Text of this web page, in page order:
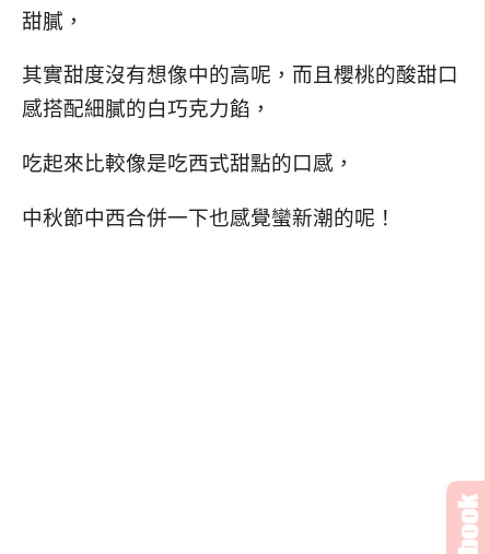
甜膩，
其實甜度沒有想像中的高呢，而且櫻桃的酸甜口
感搭配細膩的白巧克力餡，
吃起來比較像是吃西式甜點的口感，
中秋節中西合併一下也感覺蠻新潮的呢！